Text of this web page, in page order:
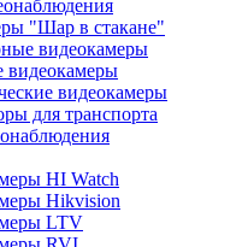
"Шар в стакане"
видеокамеры
видеокамеры
видеокамеры
для транспорта
HI Watch
Hikvision
LTV